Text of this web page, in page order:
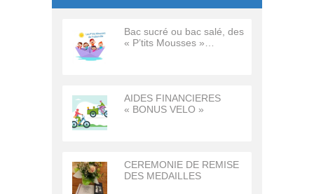
Bac sucré ou bac salé, des
« P’tits Mousses »…
AIDES FINANCIERES
« BONUS VELO »
CEREMONIE DE REMISE
DES MEDAILLES